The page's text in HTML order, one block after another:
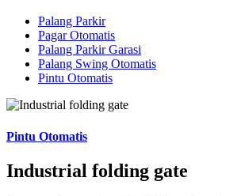
Palang Parkir
Pagar Otomatis
Palang Parkir Garasi
Palang Swing Otomatis
Pintu Otomatis
Pintu Otomatis
Industrial folding gate